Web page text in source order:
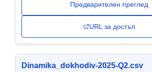
Предварителен преглед
URL за достъп
Dinamika_dokhodiv-2025-Q2.csv